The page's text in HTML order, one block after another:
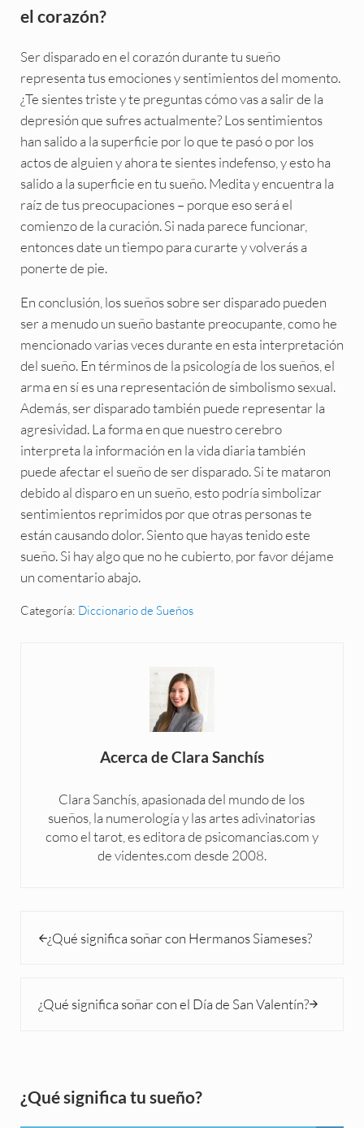
el corazón?
Ser disparado en el corazón durante tu sueño
representa tus emociones y sentimientos del momento.
¿Te sientes triste y te preguntas cómo vas a salir de la
depresión que sufres actualmente? Los sentimientos
han salido a la superficie por lo que te pasó o por los
actos de alguien y ahora te sientes indefenso, y esto ha
salido a la superficie en tu sueño. Medita y encuentra la
raíz de tus preocupaciones – porque eso será el
comienzo de la curación. Si nada parece funcionar,
entonces date un tiempo para curarte y volverás a
ponerte de pie.
En conclusión, los sueños sobre ser disparado pueden
ser a menudo un sueño bastante preocupante, como he
mencionado varias veces durante en esta interpretación
del sueño. En términos de la psicología de los sueños, el
arma en sí es una representación de simbolismo sexual.
Además, ser disparado también puede representar la
agresividad. La forma en que nuestro cerebro
interpreta la información en la vida diaria también
puede afectar el sueño de ser disparado. Si te mataron
debido al disparo en un sueño, esto podría simbolizar
sentimientos reprimidos por que otras personas te
están causando dolor. Siento que hayas tenido este
sueño. Si hay algo que no he cubierto, por favor déjame
un comentario abajo.
Categoría: Diccionario de Sueños
Acerca deClara Sanchís
Clara Sanchís, apasionada del mundo de los
sueños, la numerología y las artes adivinatorias
como el tarot, es editora de psicomancias.com y
de videntes.com desde 2008.
¿Qué significa soñar con Hermanos Siameses?
¿Qué significa soñar con el Día de San Valentín?
Sidebar
¿Qué significa tu sueño?